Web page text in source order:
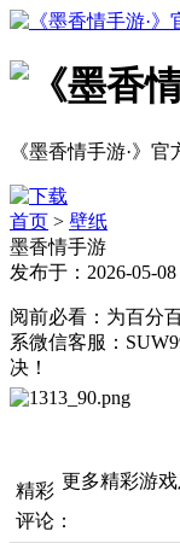
《墨香情手游·》官
首页 > 壁纸
墨香情手游
发布于：2026-05-08
阅前必看：为百分
系微信客服：
决！
更多精彩游
精彩
评论：